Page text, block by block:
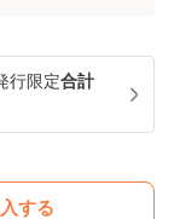
行限定合計
する